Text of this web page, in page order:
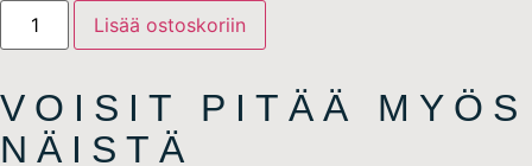
Lisää ostoskoriin
VOISIT PITÄÄ MYÖS
NÄISTÄ